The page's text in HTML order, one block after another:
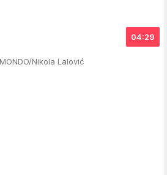
04:29
Nikola Lalović